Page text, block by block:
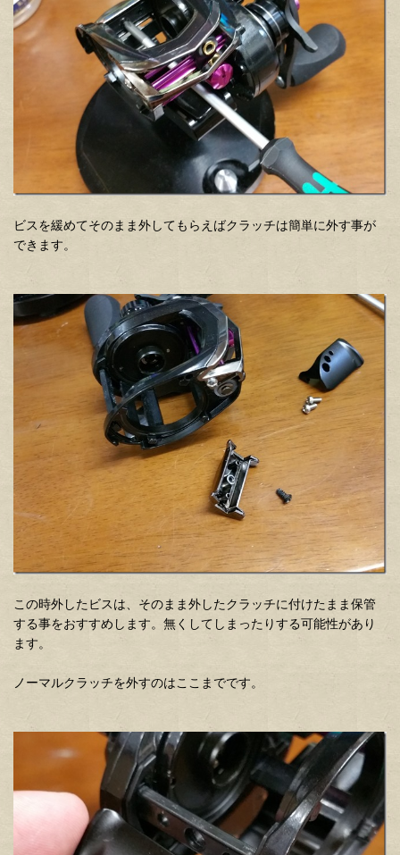
ビスを緩めてそのまま外してもらえばクラッチは簡単に外す事が
できます。
この時外したビスは、そのまま外したクラッチに付けたまま保管
する事をおすすめします。無くしてしまったりする可能性があり
ます。
ノーマルクラッチを外すのはここまでです。